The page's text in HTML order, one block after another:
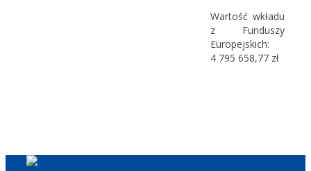
Wartość wkładu
z Funduszy
Europejskich:
4 795 658,77 zł